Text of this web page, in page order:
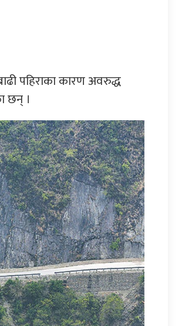
पहिराका कारण अवरुद्ध
छन् ।